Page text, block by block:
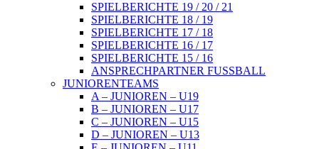
SPIELBERICHTE 19 / 20 / 21
SPIELBERICHTE 18 / 19
SPIELBERICHTE 17 / 18
SPIELBERICHTE 16 / 17
SPIELBERICHTE 15 / 16
ANSPRECHPARTNER FUSSBALL
JUNIORENTEAMS
A – JUNIOREN – U19
B – JUNIOREN – U17
C – JUNIOREN – U15
D – JUNIOREN – U13